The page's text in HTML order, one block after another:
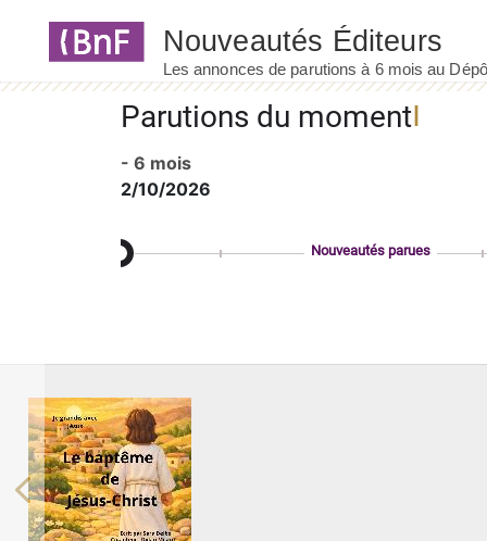
Parutions du moment
- 6 mois
2/10/2026
Nouveautés parues
Previous